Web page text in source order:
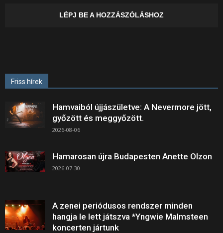
LÉPJ BE A HOZZÁSZÓLÁSHOZ
Friss hírek
Hamvaiból újjászületve: A Nevermore jött,
győzött és meggyőzött.
2026-08-06
Hamarosan újra Budapesten Anette Olzon
2026-07-30
A zenei periódusos rendszer minden
hangja le lett játszva *Yngwie Malmsteen
koncerten jártunk